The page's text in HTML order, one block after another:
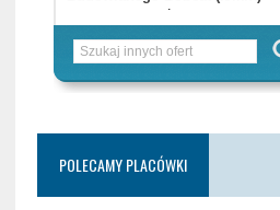
POLECAMY PLACÓWKI